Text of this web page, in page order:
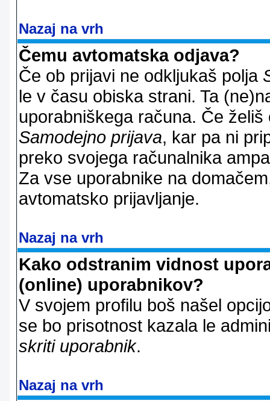
Nazaj na vrh
Čemu avtomatska odjava?
Če ob prijavi ne odkljukaš polja
le v času obiska strani. Ta
uporabniškega računa. Če
Samodejno prijava, kar pa ni
preko svojega računalnika
Za vse uporabnike na
avtomatsko prijavljanje.
Nazaj na vrh
Kako odstranim vidnost
(online) uporabnikov?
V svojem profilu boš našel
se bo prisotnost kazala le
skriti uporabnik.
Nazaj na vrh